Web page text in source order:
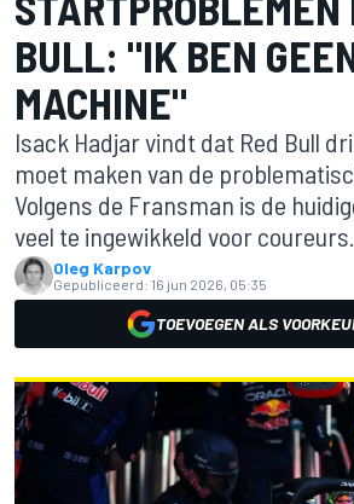
BULL: "IK BEN
MACHINE"
Isack Hadjar vindt dat Red Bull
moet maken van de
Volgens de Fransman is de
veel te ingewikkeld voor coureurs.
Oleg Karpov
Gepubliceerd: 16 jun 2026, 05:35
TOEVOEGEN ALS